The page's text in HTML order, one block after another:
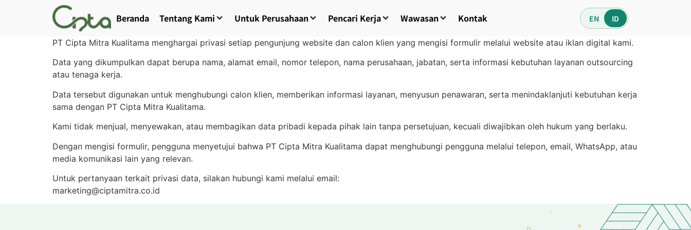
Beranda Tentang Kami Untuk Perusahaan Pencari Kerja Wawasan Kontak EN ID
PT Cipta Mitra Kualitama menghargai privasi setiap pengunjung website dan calon klien yang mengisi formulir melalui website atau iklan digital kami.
Data yang dikumpulkan dapat berupa nama, alamat email, nomor telepon, nama perusahaan, jabatan, serta informasi kebutuhan layanan outsourcing
atau tenaga kerja.
Data tersebut digunakan untuk menghubungi calon klien, memberikan informasi layanan, menyusun penawaran, serta menindaklanjuti kebutuhan kerja
sama dengan PT Cipta Mitra Kualitama.
Kami tidak menjual, menyewakan, atau membagikan data pribadi kepada pihak lain tanpa persetujuan, kecuali diwajibkan oleh hukum yang berlaku.
Dengan mengisi formulir, pengguna menyetujui bahwa PT Cipta Mitra Kualitama dapat menghubungi pengguna melalui telepon, email, WhatsApp, atau
media komunikasi lain yang relevan.
Untuk pertanyaan terkait privasi data, silakan hubungi kami melalui email:
marketing@ciptamitra.co.id